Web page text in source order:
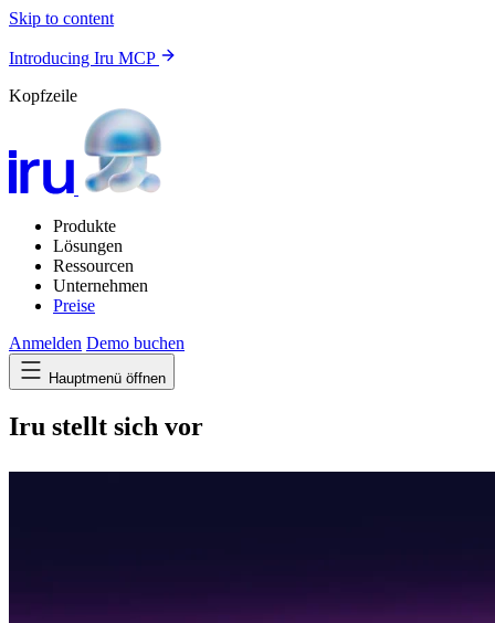
Skip to content
Introducing Iru MCP
Kopfzeile
Produkte
Lösungen
Ressourcen
Unternehmen
Preise
Anmelden Demo buchen
Hauptmenü öffnen
Iru stellt sich vor